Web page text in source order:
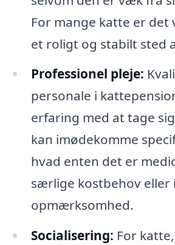
For mange katte er det
et roligt og stabilt sted
Professionel pleje:
personale i
erfaring med at tage
kan imødekomme
hvad enten det er
særlige kostbehov eller
opmærksomhed.
Socialisering: For